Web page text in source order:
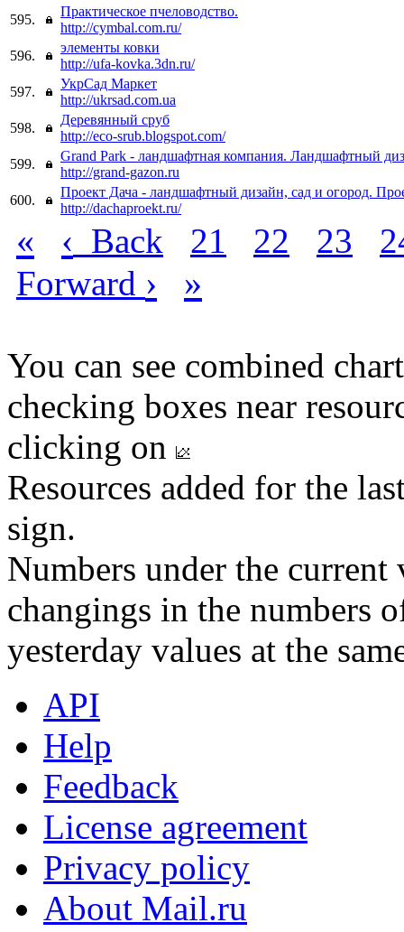
595.
Практическое пчеловодство.
http://cymbal.com.ru/
596.
элементы ковки
http://ufa-kovka.3dn.ru/
597.
УкрСад Маркет
http://ukrsad.com.ua
598.
Деревянный сруб
http://eco-srub.blogspot.com/
599.
Grand Park - ландшафтная компания. Ландшафтный
http://grand-gazon.ru
600.
Проект Дача - ландшафтный дизайн, сад и огород.
http://dachaproekt.ru/
« ‹ Back 21 22 23
Forward › »
You can see combined
checking boxes near
clicking on
Resources added for the
sign.
Numbers under the
changings in the numbers
yesterday values at the
API
Help
Feedback
License agreement
Privacy policy
About Mail.ru